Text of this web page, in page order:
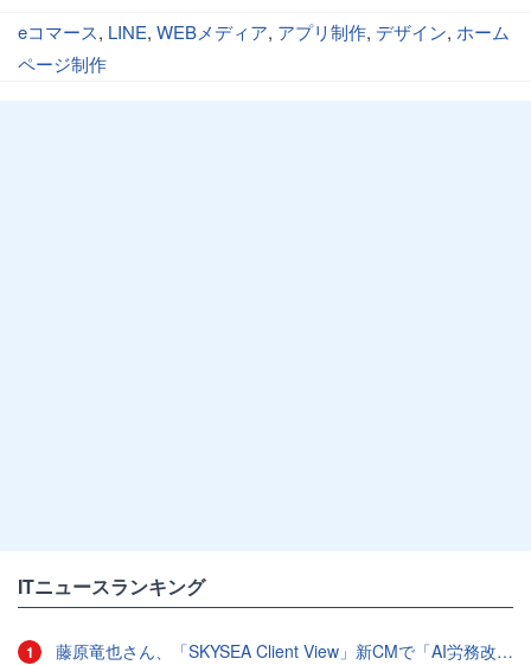
eコマース, LINE, WEBメディア, アプリ制作, デザイン, ホーム
ページ制作
ITニュースランキング
1 藤原竜也さん、「SKYSEA Client View」新CMで「AI労務改善」をアピール 働き方をAIが分析したら「すぐに休んで」と言われる？